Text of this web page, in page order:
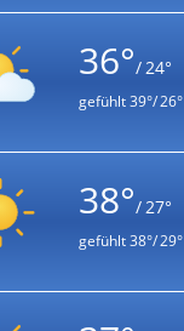
36°/ 24°
gefühlt39°/ 26°
38°/ 27°
gefühlt38°/ 29°